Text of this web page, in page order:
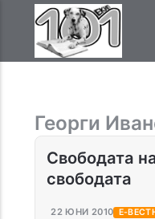
Георги
Свободата
свободата
22 ЮНИ 2010 Е-